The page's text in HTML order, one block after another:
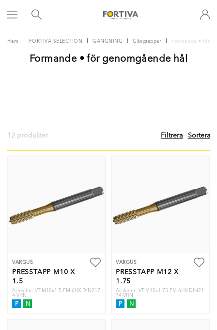
Hem FORTIVA SELECTION GÄNGNING Gängtappar Formande • för
Formande • för genomgående hål
12 produkter Filtrera Sortera
VARGUS
PRESSTAPP M10 X
1.5
Artikelnr: VT-M10x1.5-FM-6HX-DIN217
4-VHN
P N
VARGUS
PRESSTAPP M12 X
1.75
Artikelnr: VT-M12x1.75-FM-6HX-DIN21
74-VHN
P N